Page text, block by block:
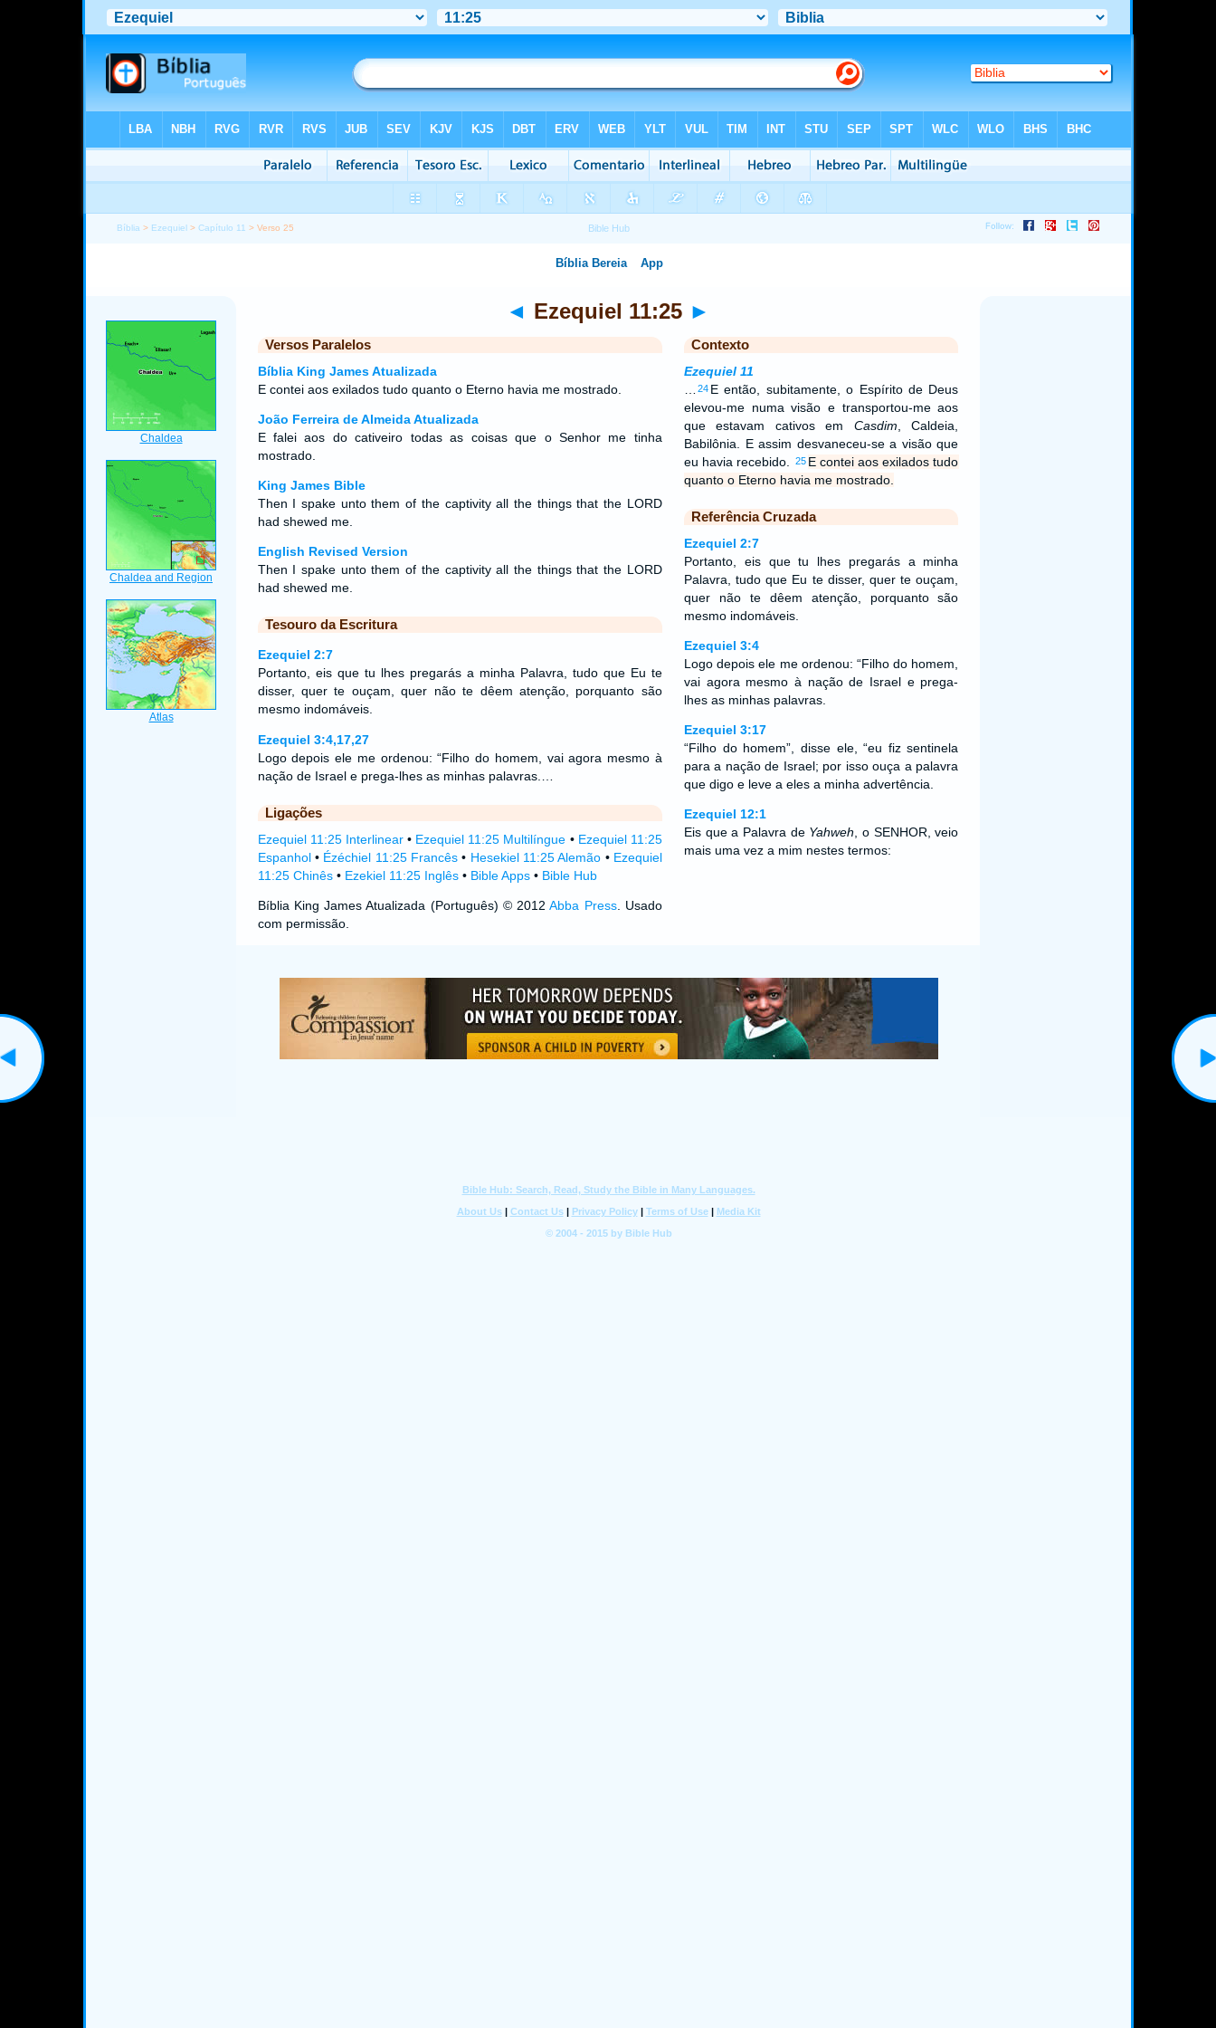
Bíblia > Ezequiel >Capítulo 11 > Verso 25
◄ Ezequiel 11:25 ►
Versos Paralelos
Bíblia King James Atualizada
E contei aos exilados tudo quanto o Eterno havia me mostrado.
João Ferreira de Almeida Atualizada
E falei aos do cativeiro todas as coisas que o Senhor me tinha
mostrado.
King James Bible
Then I spake unto them of the captivity all the things that the LORD
had shewed me.
English Revised Version
Then I spake unto them of the captivity all the things that the LORD
had shewed me.
Tesouro da Escritura
Ezequiel 2:7
Portanto, eis que tu lhes pregarás a minha Palavra, tudo que Eu te
disser, quer te ouçam, quer não te dêem atenção, porquanto são
mesmo indomáveis.
Ezequiel 3:4,17,27
Logo depois ele me ordenou: “Filho do homem, vai agora mesmo à
nação de Israel e prega-lhes as minhas palavras.…
Ligações
Ezequiel 11:25 Interlinear• Ezequiel 11:25 Multilíngue • Ezequiel 11:25
Espanhol• Ézéchiel 11:25 Francês• Hesekiel 11:25 Alemão • Ezequiel
11:25 Chinês• Ezekiel 11:25 Inglês• Bible Apps• Bible Hub
Bíblia King James Atualizada (Português) © 2012Abba Press. Usado
com permissão.
Contexto
Ezequiel 11
24 E então, subitamente, o Espírito de Deus
elevou-me numa visão e transportou-me aos
que estavam cativos em Casdim , Caldeia,
Babilônia. E assim desvaneceu-se a visão que
eu havia recebido.
25 E contei aos exilados tudo
quanto o Eterno havia me mostrado.
Referência Cruzada
Ezequiel 2:7
Portanto, eis que tu lhes pregarás a minha
Palavra, tudo que Eu te disser, quer te ouçam,
quer não te dêem atenção, porquanto são
mesmo indomáveis.
Ezequiel 3:4
Logo depois ele me ordenou: “Filho do homem,
vai agora mesmo à nação de Israel e prega-
lhes as minhas palavras.
Ezequiel 3:17
“Filho do homem”, disse ele, “eu fiz sentinela
para a nação de Israel; por isso ouça a palavra
que digo e leve a eles a minha advertência.
Ezequiel 12:1
Eis que a Palavra de Yahweh , o SENHOR, veio
mais uma vez a mim nestes termos: